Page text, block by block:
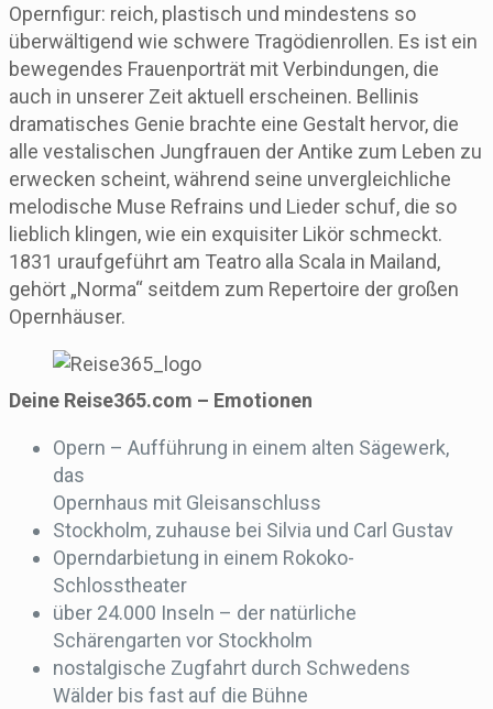
Opernfigur: reich, plastisch und mindestens so
überwältigend wie schwere Tragödienrollen. Es ist ein
bewegendes Frauenporträt mit Verbindungen, die
auch in unserer Zeit aktuell erscheinen. Bellinis
dramatisches Genie brachte eine Gestalt hervor, die
alle vestalischen Jungfrauen der Antike zum Leben zu
erwecken scheint, während seine unvergleichliche
melodische Muse Refrains und Lieder schuf, die so
lieblich klingen, wie ein exquisiter Likör schmeckt.
1831 uraufgeführt am Teatro alla Scala in Mailand,
gehört „Norma“ seitdem zum Repertoire der großen
Opernhäuser.
Deine Reise365.com – Emotionen
Opern – Aufführung in einem alten Sägewerk,
das
Opernhaus mit Gleisanschluss
Stockholm, zuhause bei Silvia und Carl Gustav
Operndarbietung in einem Rokoko-
Schlosstheater
über 24.000 Inseln – der natürliche
Schärengarten vor Stockholm
nostalgische Zugfahrt durch Schwedens
Wälder bis fast auf die Bühne